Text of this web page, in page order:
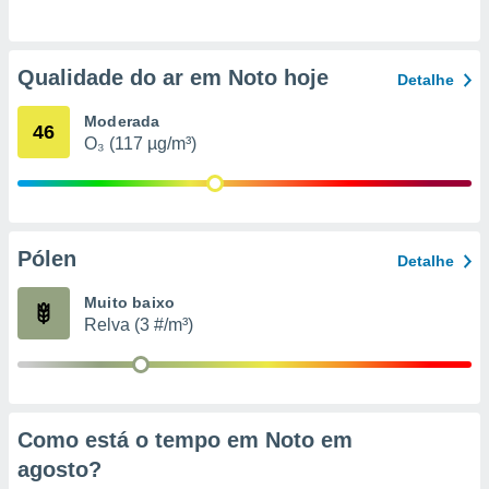
ou opor-
em “
na
para
Qualidade do ar em Noto hoje Detalhe
46 Moderada
O₃ (117 µg/m³)
Pólen Detalhe
Muito baixo
Relva (3 #/m³)
Como está o tempo em Noto em
agosto?